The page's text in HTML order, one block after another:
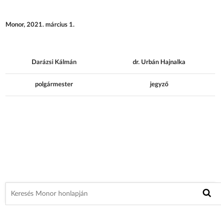
Monor, 2021. március 1.
Darázsi Kálmán dr. Urbán Hajnalka
polgármester jegyző